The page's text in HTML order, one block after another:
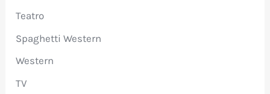
Teatro
Spaghetti Western
Western
TV